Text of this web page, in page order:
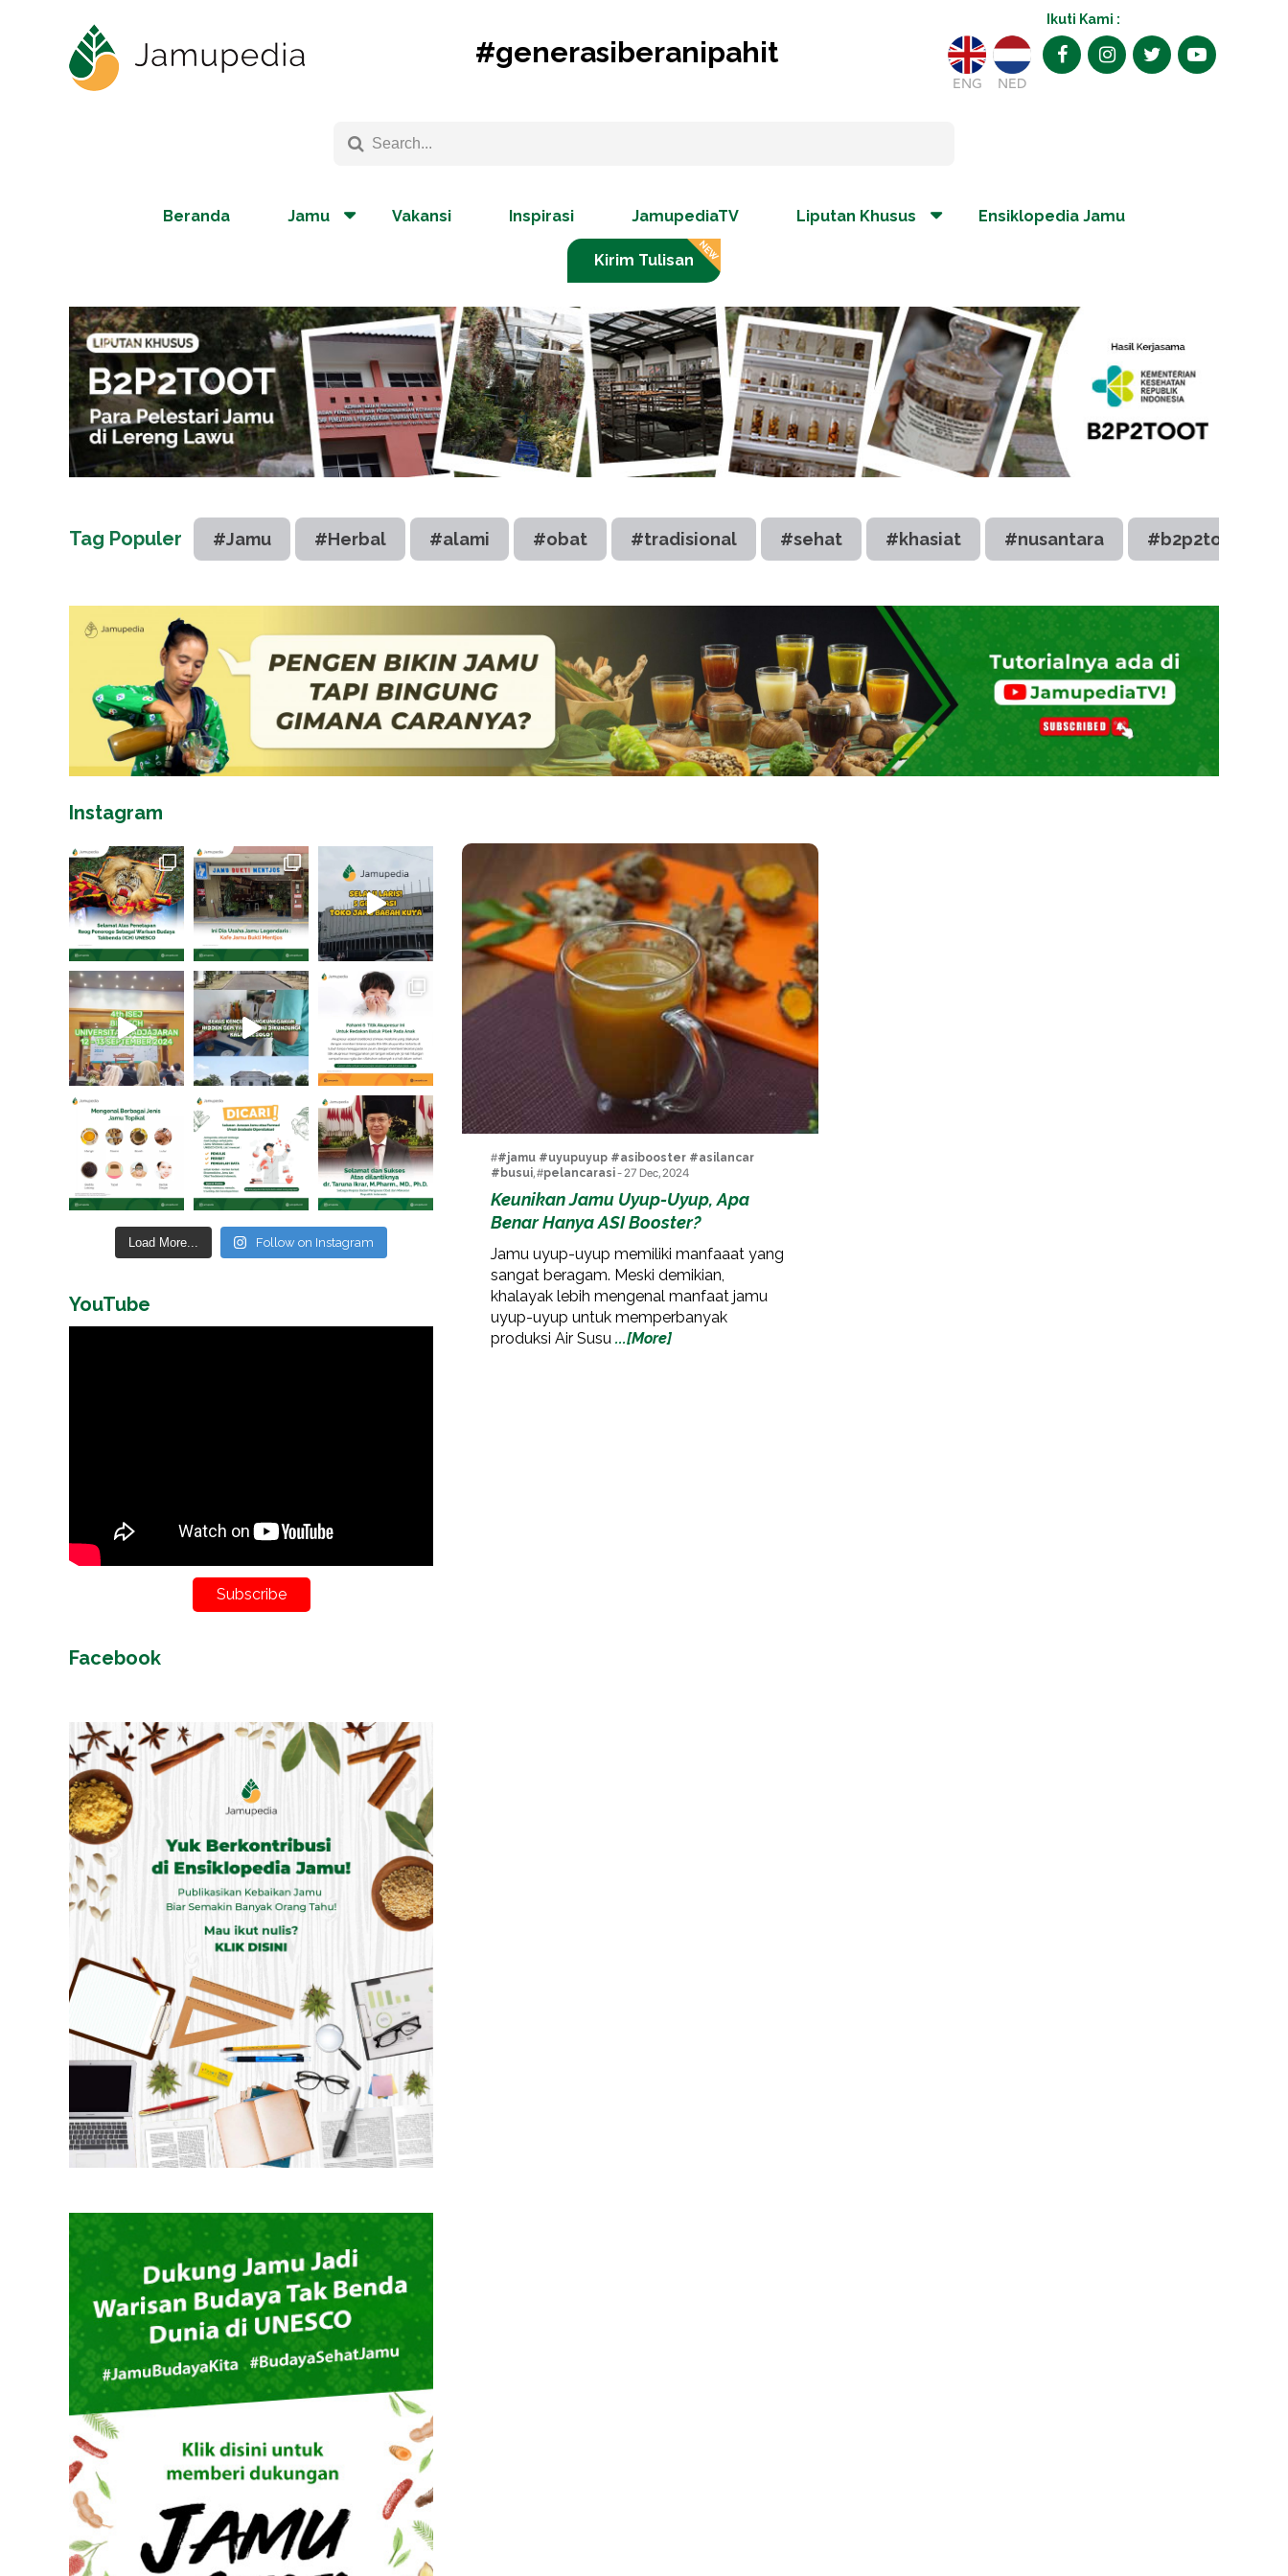
#generasiberanipahit
Ikuti Kami :
ENG NED
Beranda Jamu Vakansi Inspirasi JamupediaTV Liputan Khusus Ensiklopedia Jamu
Kirim Tulisan
Tag Populer #Jamu #Herbal #alami #obat #tradisional #sehat #khasiat #nusantara #b2p2toot
##jamu #uyupuyup #asibooster #asilancar
#busui, #pelancarasi- 27 Dec, 2024
Keunikan Jamu Uyup-Uyup, Apa
Benar Hanya ASI Booster?
Jamu uyup-uyup memiliki manfaaat yang
sangat beragam. Meski demikian,
khalayak lebih mengenal manfaat jamu
uyup-uyup untuk memperbanyak
produksi Air Susu ...[More]
Instagram
Load More... Follow on Instagram
YouTube
Subscribe
Facebook